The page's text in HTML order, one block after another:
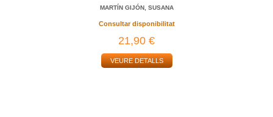
MARTÍN GIJÓN, SUSANA
Consultar disponibilitat
21,90 €
VEURE DETALLS